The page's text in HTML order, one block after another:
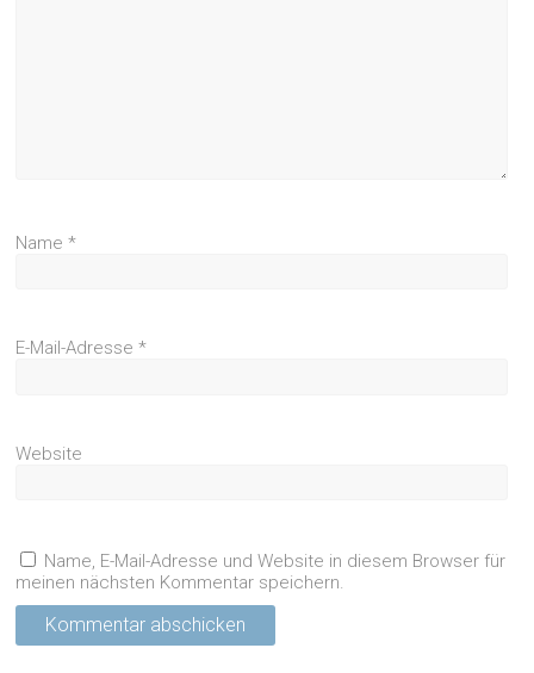
Name*
E-Mail-Adresse*
Website
Name, E-Mail-Adresse und Website in diesem Browser für
meinen nächsten Kommentar speichern.